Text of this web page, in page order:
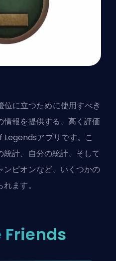
に立つために使用すべき
報を提供する、高く評価
アプリです。こ
計、自分の統計、そして
ンピオンなど、いくつかの
ます。